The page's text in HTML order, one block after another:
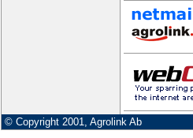
© Copyright 2001, Agrolink Ab